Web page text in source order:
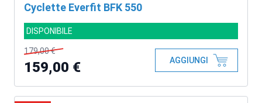
Cyclette Everfit BFK 550
DISPONIBILE
179,00 €
159,00 € AGGIUNGI